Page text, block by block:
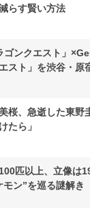
らす賢い方法
ンクエスト」
スト」を渋谷・原
桜、急逝した東野
たら」
匹以上、立像は
ン”を巡る謎解き